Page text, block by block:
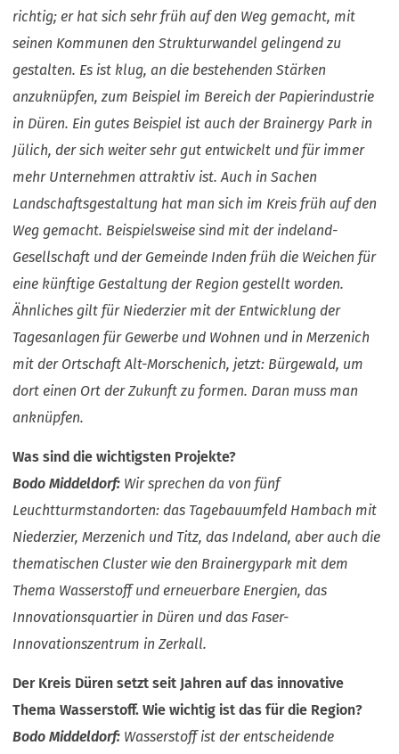
richtig; er hat sich sehr früh auf den Weg gemacht, mit
seinen Kommunen den Strukturwandel gelingend zu
gestalten. Es ist klug, an die bestehenden Stärken
anzuknüpfen, zum Beispiel im Bereich der Papierindustrie
in Düren. Ein gutes Beispiel ist auch der Brainergy Park in
Jülich, der sich weiter sehr gut entwickelt und für immer
mehr Unternehmen attraktiv ist. Auch in Sachen
Landschaftsgestaltung hat man sich im Kreis früh auf den
Weg gemacht. Beispielsweise sind mit der indeland-
Gesellschaft und der Gemeinde Inden früh die Weichen für
eine künftige Gestaltung der Region gestellt worden.
Ähnliches gilt für Niederzier mit der Entwicklung der
Tagesanlagen für Gewerbe und Wohnen und in Merzenich
mit der Ortschaft Alt-Morschenich, jetzt: Bürgewald, um
dort einen Ort der Zukunft zu formen. Daran muss man
anknüpfen.
Was sind die wichtigsten Projekte?
Bodo Middeldorf: Wir sprechen da von fünf
Leuchtturmstandorten: das Tagebauumfeld Hambach mit
Niederzier, Merzenich und Titz, das Indeland, aber auch die
thematischen Cluster wie den Brainergypark mit dem
Thema Wasserstoff und erneuerbare Energien, das
Innovationsquartier in Düren und das Faser-
Innovationszentrum in Zerkall.
Der Kreis Düren setzt seit Jahren auf das innovative
Thema Wasserstoff. Wie wichtig ist das für die Region?
Bodo Middeldorf: Wasserstoff ist der entscheidende